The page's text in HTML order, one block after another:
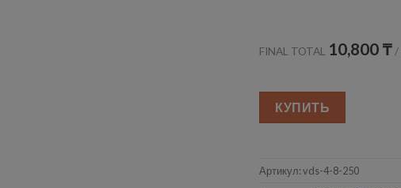
FINAL TOTAL 10,800 ₸ /
КУПИТЬ
Артикул:vds-4-8-250